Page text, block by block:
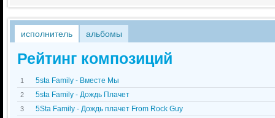
исполнитель альбомы
Рейтинг композиций
1 5sta Family - Вместе Мы
2 5sta Family - Дождь Плачет
3 5Sta Family - Дождь плачет From Rock Guy